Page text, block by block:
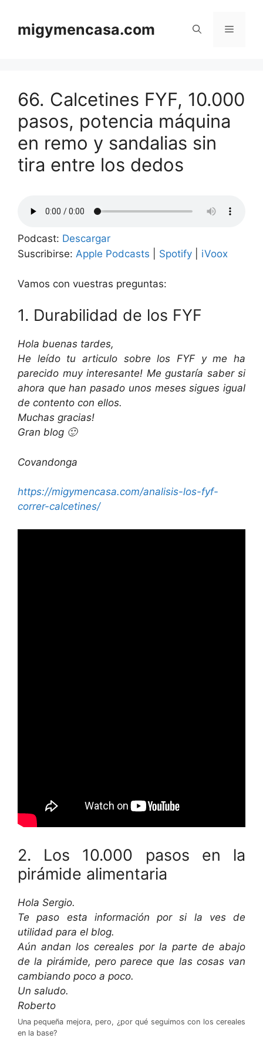
contenido
migymencasa.com Menú
66. Calcetines FYF, 10.000
pasos, potencia máquina
en remo y sandalias sin
tira entre los dedos
Podcast: Descargar
Suscribirse: Apple Podcasts Spotify iVoox
Vamos con vuestras preguntas:
1. Durabilidad de los FYF
Hola buenas tardes,
He leído tu articulo sobre los FYF y me ha
parecido muy interesante! Me gustaría saber si
ahora que han pasado unos meses sigues igual
de contento con ellos.
Muchas gracias!
Gran blog 🙂
Covandonga
https://migymencasa.com/analisis-los-fyf-
correr-calcetines/
2. Los 10.000 pasos en la
pirámide alimentaria
Hola Sergio.
Te paso esta información por si la ves de
utilidad para el blog.
Aún andan los cereales por la parte de abajo
de la pirámide, pero parece que las cosas van
cambiando poco a poco.
Un saludo.
Roberto
Una pequeña mejora, pero, ¿por qué seguimos con los cereales
en la base?